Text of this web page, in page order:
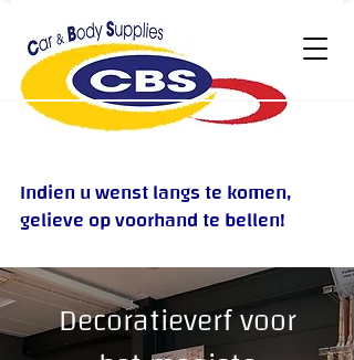
Indien u wenst langs te komen,
gelieve op voorhand te bellen!
Decoratieverf voor